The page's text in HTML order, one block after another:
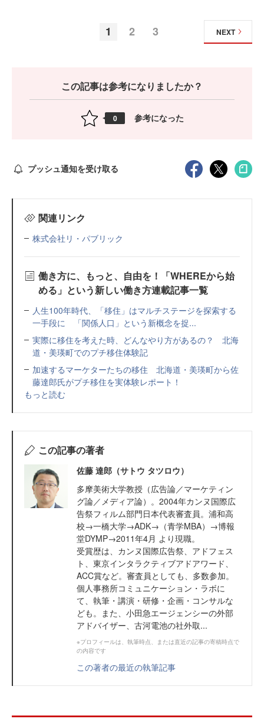
1 2 3 NEXT
この記事は参考になりましたか？
0 参考になった
プッシュ通知を受け取る
関連リンク
株式会社リ・パブリック
働き方に、もっと、自由を！「WHEREから始
める」という新しい働き方連載記事一覧
人生100年時代、「移住」はマルチステージを探索する
一手段に 「関係人口」という新概念を捉...
実際に移住を考えた時、どんなやり方があるの？ 北海
道・美瑛町でのプチ移住体験記
加速するマーケターたちの移住 北海道・美瑛町から佐
藤達郎氏がプチ移住を実体験レポート！
もっと読む
この記事の著者
佐藤 達郎（サトウ タツロウ）
多摩美術大学教授（広告論／マーケティン
グ論／メディア論）。2004年カンヌ国際広
告祭フィルム部門日本代表審査員。浦和高
校→一橋大学→ADK→（青学MBA）→博報
堂DYMP→2011年4月 より現職。
受賞歴は、カンヌ国際広告祭、アドフェス
ト、東京インタラクティブアドアワード、
ACC賞など。審査員としても、多数参加。
個人事務所コミュニケーション・ラボに
て、執筆・講演・研修・企画・コンサルな
ども。また、小田急エージェンシーの外部
アドバイザー、古河電池の社外取...
※プロフィールは、執筆時点、または直近の記事の寄稿時点で
の内容です
この著者の最近の執筆記事